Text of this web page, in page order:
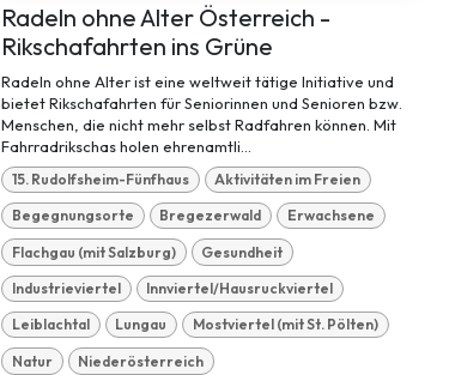
Radeln ohne Alter Österreich -
Rikschafahrten ins Grüne
Radeln ohne Alter ist eine weltweit tätige Initiative und
bietet Rikschafahrten für Seniorinnen und Senioren bzw.
Menschen, die nicht mehr selbst Radfahren können. Mit
Fahrradrikschas holen ehrenamtli...
15. Rudolfsheim-Fünfhaus Aktivitäten im Freien
Begegnungsorte Bregezerwald Erwachsene
Flachgau (mit Salzburg) Gesundheit
Industrieviertel Innviertel/Hausruckviertel
Leiblachtal Lungau Mostviertel (mit St. Pölten)
Natur Niederösterreich